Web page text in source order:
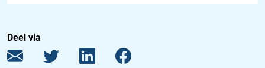
Deel via